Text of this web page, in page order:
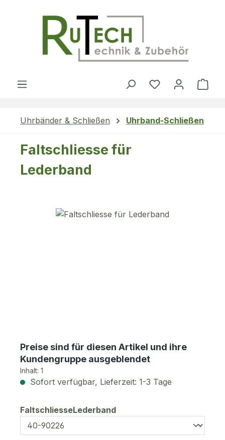
Du hast 0
Uhrbänder & Schließen Uhrband-Schließen
Faltschliesse für
Lederband
Bildergalerie überspringen
Preise sind für diesen Artikel und ihre
Kundengruppe ausgeblendet
Inhalt: 1
Sofort verfügbar, Lieferzeit: 1-3 Tage
FaltschliesseLederbandauswählen